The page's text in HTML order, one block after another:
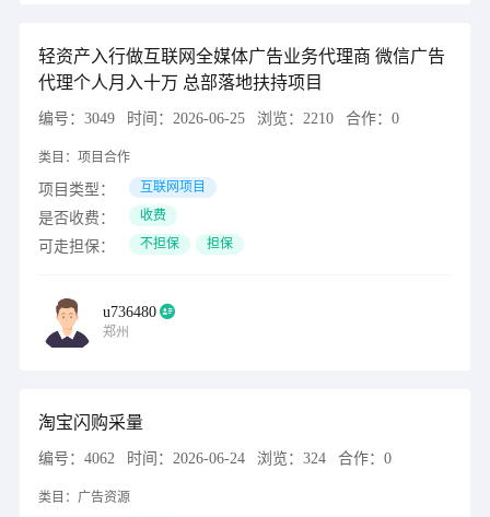
轻资产入行做互联网全媒体广告业务代理商 微信广告
代理个人月入十万 总部落地扶持项目
编号： 3049 时间： 2026-06-25 浏览： 2210 合作： 0
类目： 项目合作
项目类型： 互联网项目
是否收费： 收费
可走担保： 不担保 担保
u736480
郑州
淘宝闪购采量
编号： 4062 时间： 2026-06-24 浏览： 324 合作： 0
类目： 广告资源